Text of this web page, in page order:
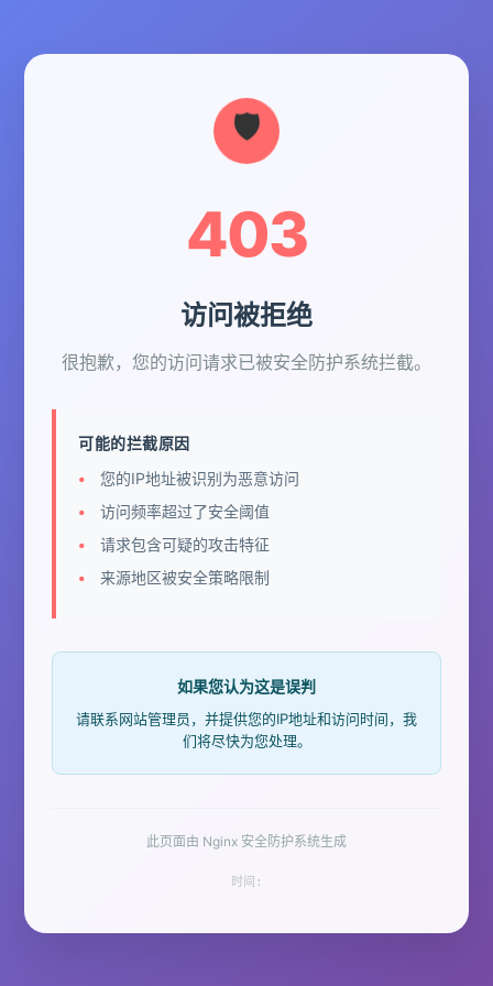
403
访问被拒绝
很抱歉，您的访问请求已被安全防护系统拦截。
可能的拦截原因
您的IP地址被识别为恶意访问
访问频率超过了安全阈值
请求包含可疑的攻击特征
来源地区被安全策略限制
如果您认为这是误判
请联系网站管理员，并提供您的IP地址和访问时间，我
们将尽快为您处理。
此页面由 Nginx 安全防护系统生成
时间: